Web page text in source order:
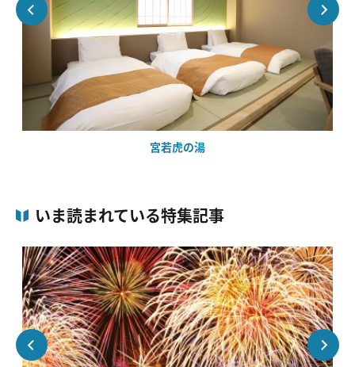
宮若虎の湯
いま読まれている特集記事